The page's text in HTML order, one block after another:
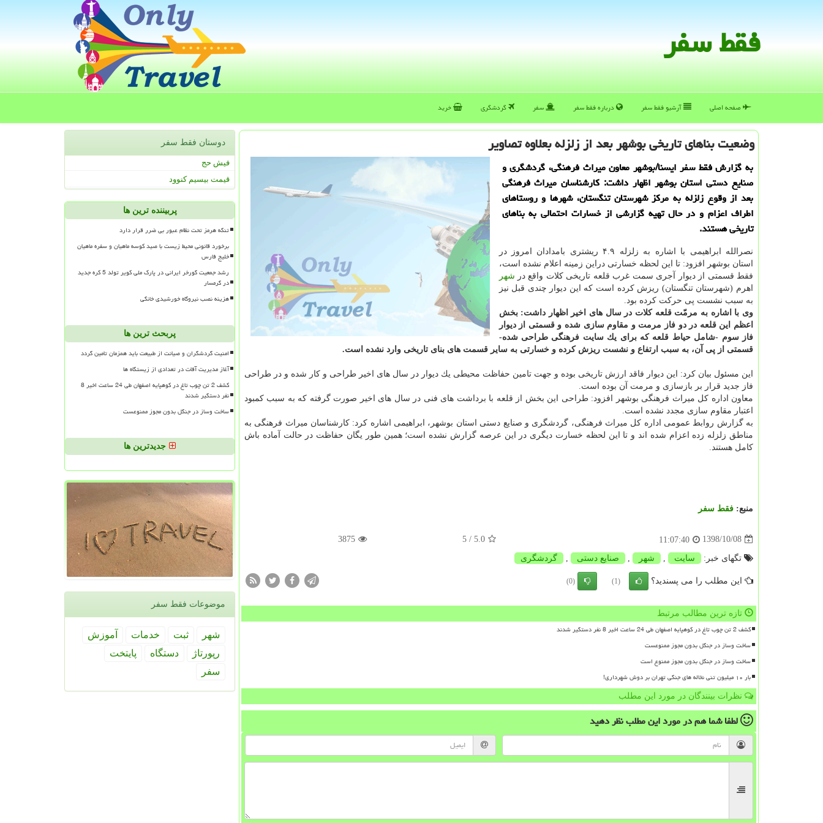
فقط سفر
صفحه اصلی آرشیو فقط سفر درباره فقط سفر سفر گردشگری خرید
وضعیت بناهای تاریخی بوشهر بعد از زلزله بعلاوه تصاویر
به گزارش فقط سفر ایسنا/بوشهر معاون میراث فرهنگی، گردشگری و
صنایع دستی استان بوشهر اظهار داشت: كارشناسان میراث فرهنگی
بعد از وقوع زلزله به مركز شهرستان تنگستان، شهرها و روستاهای
اطراف اعزام و در حال تهیه گزارشی از خسارات احتمالی به بناهای
تاریخی هستند.
نصرالله ابراهیمی با اشاره به زلزله ۴.۹ ریشتری بامدادان امروز در
استان بوشهر افزود: تا این لحظه خسارتی دراین زمینه اعلام نشده است،
فقط قسمتی از دیوار آجری سمت غرب قلعه تاریخی كلات واقع در شهر
اهرم (شهرستان تنگستان) ریزش كرده است كه این دیوار چندی قبل نیز
به سبب نشست پی حركت كرده بود.
وی با اشاره به مرمّت قلعه كلات در سال های اخیر اظهار داشت: بخش
اعظم این قلعه در دو فاز مرمت و مقاوم سازی شده و قسمتی از دیوار
فاز سوم -شامل حیاط قلعه كه برای یك سایت فرهنگی طراحی شده-
قسمتی از پی آن، به سبب ارتفاع و نشست ریزش كرده و خسارتی به سایر قسمت های بنای تاریخی وارد نشده است.
این مسئول بیان كرد: این دیوار فاقد ارزش تاریخی بوده و جهت تامین حفاظت محیطی یك دیوار در سال های اخیر طراحی و كار شده و در طراحی
فاز جدید قرار بر بازسازی و مرمت آن بوده است.
معاون اداره كل میراث فرهنگی بوشهر افزود: طراحی این بخش از قلعه با برداشت های فنی در سال های اخیر صورت گرفته كه به سبب كمبود
اعتبار مقاوم سازی مجدد نشده است.
به گزارش روابط عمومی اداره كل میراث فرهنگی، گردشگری و صنایع دستی استان بوشهر، ابراهیمی اشاره كرد: كارشناسان میراث فرهنگی به
مناطق زلزله زده اعزام شده اند و تا این لحظه خسارت دیگری در این عرصه گزارش نشده است؛ همین طور یگان حفاظت در حالت آماده باش
كامل هستند.
منبع: فقط سفر
1398/10/08
11:07:40
5.0
/ 5
3875
تگهای خبر: سایت شهر صنایع دستی گردشگری
این مطلب را می پسندید؟ (1)
(0)
تازه ترین مطالب مرتبط
کشف 2 تن چوب تاغ در کوهپایه اصفهان طی 24 ساعت اخیر 8 نفر دستگیر شدند
ساخت وساز در جنگل بدون مجوز ممنوعست
ساخت وساز در جنگل بدون مجوز ممنوع است
بار ۱۰ میلیون تنی نخاله های جنگی تهران بر دوش شهرداری!
نظرات بینندگان در مورد این مطلب
لطفا شما همدر مورد این مطلبنظر دهید
دوستان فقط سفر
فیش حج
قیمت بیسیم کنوود
پربیننده ترین ها
تنگه هرمز تحت نظام عبور بی ضرر قرار دارد
برخورد قانونی محیط زیست با صید کوسه ماهیان و سفره ماهیان
خلیج فارس
رشد جمعیت گورخر ایرانی در پارک ملی کویر تولد 5 کره جدید
در گرمسار
هزینه نصب نیروگاه خورشیدی خانگی
پربحث ترین ها
امنیت گردشگران و صیانت از طبیعت باید همزمان تامین گردد
آغاز مدیریت آفات در تعدادی از زیستگاه ها
کشف 2 تن چوب تاغ در کوهپایه اصفهان طی 24 ساعت اخیر 8
نفر دستگیر شدند
ساخت وساز در جنگل بدون مجوز ممنوعست
جدیدترین ها
موضوعات فقط سفر
شهر ثبت خدمات
آموزش
رپورتاژ
دستگاه
پایتخت
سفر